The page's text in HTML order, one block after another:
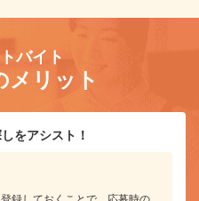
バイト
メリット
をアシスト！